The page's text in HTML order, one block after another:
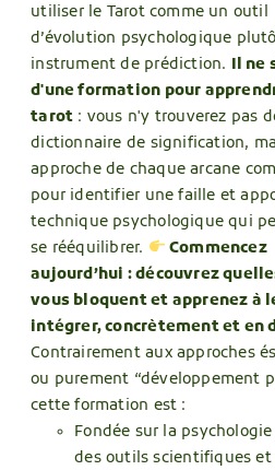
utiliser le Tarot comme un outil
d’évolution psychologique
instrument de prédiction. Il ne
d'une formation pour
tarot : vous n'y trouverez pas
dictionnaire de signification,
approche de chaque arcane
pour identifier une faille et
technique psychologique qui
se rééquilibrer.
Commencez
aujourd’hui : découvrez
vous bloquent et apprenez à
intégrer, concrètement et en
Contrairement aux approches
ou purement “développement
cette formation est :
Fondée sur la psychologie
des outils scientifiques et